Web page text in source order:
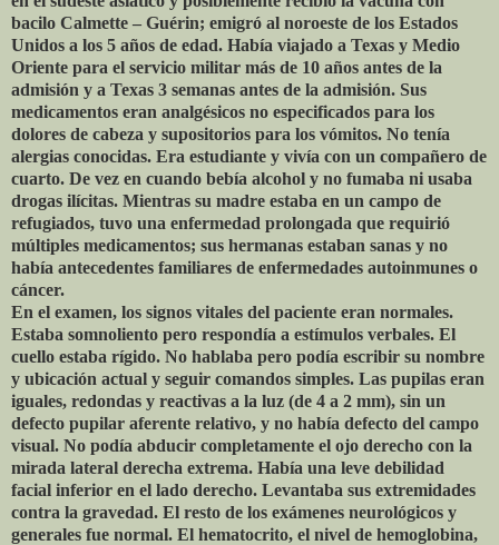
bacilo Calmette – Guérin; emigró al noroeste de los Estados
Unidos a los 5 años de edad. Había viajado a Texas y Medio
Oriente para el servicio militar más de 10 años antes de la
admisión y a Texas 3 semanas antes de la admisión. Sus
medicamentos eran analgésicos no especificados para los
dolores de cabeza y supositorios para los vómitos. No tenía
alergias conocidas. Era estudiante y vivía con un compañero de
cuarto. De vez en cuando bebía alcohol y no fumaba ni usaba
drogas ilícitas. Mientras su madre estaba en un campo de
refugiados, tuvo una enfermedad prolongada que requirió
múltiples medicamentos; sus hermanas estaban sanas y no
había antecedentes familiares de enfermedades autoinmunes o
cáncer.
En el examen, los signos vitales del paciente eran normales.
Estaba somnoliento pero respondía a estímulos verbales. El
cuello estaba rígido. No hablaba pero podía escribir su nombre
y ubicación actual y seguir comandos simples. Las pupilas eran
iguales, redondas y reactivas a la luz (de 4 a 2 mm), sin un
defecto pupilar aferente relativo, y no había defecto del campo
visual. No podía abducir completamente el ojo derecho con la
mirada lateral derecha extrema. Había una leve debilidad
facial inferior en el lado derecho. Levantaba sus extremidades
contra la gravedad. El resto de los exámenes neurológicos y
generales fue normal. El hematocrito, el nivel de hemoglobina,